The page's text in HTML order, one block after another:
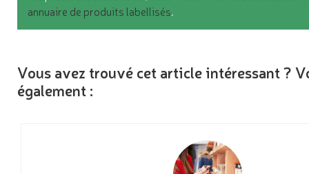
annuaire de produits labellisés.
Vous avez trouvé cet article intéressant ?
également :